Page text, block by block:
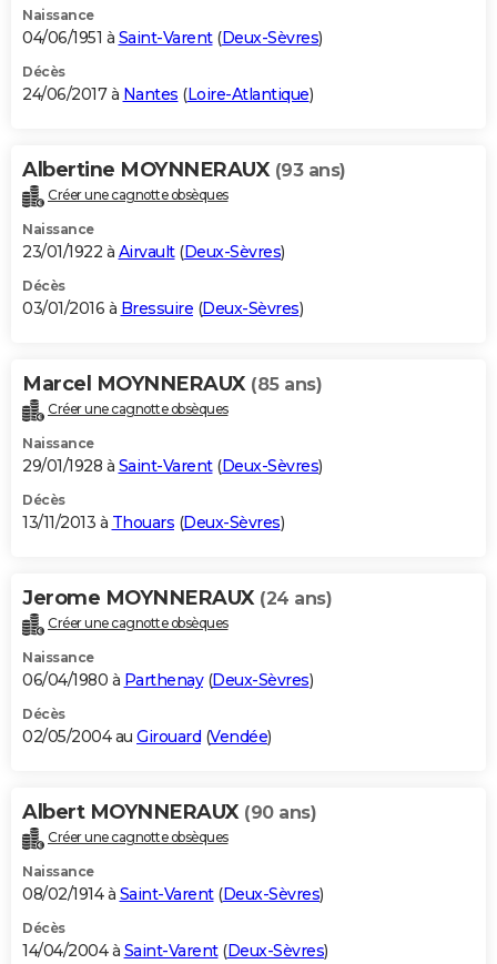
Naissance
04/06/1951 à Saint-Varent(Deux-Sèvres)
Décès
24/06/2017 à Nantes (Loire-Atlantique)
Albertine MOYNNERAUX (93 ans)
Créer une cagnotte obsèques
Naissance
23/01/1922 à Airvault(Deux-Sèvres)
Décès
03/01/2016 à Bressuire (Deux-Sèvres)
Marcel MOYNNERAUX (85 ans)
Créer une cagnotte obsèques
Naissance
29/01/1928 à Saint-Varent(Deux-Sèvres)
Décès
13/11/2013 à Thouars (Deux-Sèvres)
Jerome MOYNNERAUX (24 ans)
Créer une cagnotte obsèques
Naissance
06/04/1980 à Parthenay(Deux-Sèvres)
Décès
02/05/2004 au Girouard (Vendée)
Albert MOYNNERAUX (90 ans)
Créer une cagnotte obsèques
Naissance
08/02/1914 à Saint-Varent(Deux-Sèvres)
Décès
14/04/2004 à Saint-Varent(Deux-Sèvres)